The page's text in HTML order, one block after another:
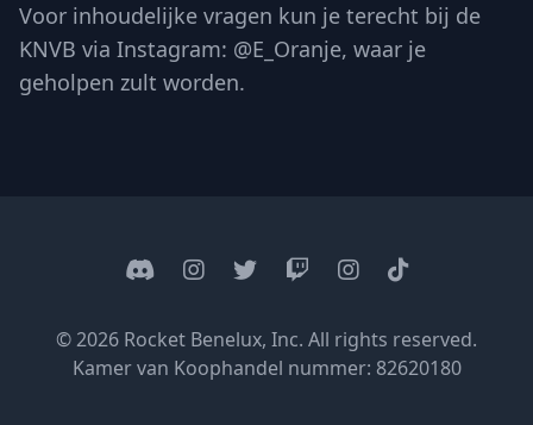
Voor inhoudelijke vragen kun je terecht bij de
KNVB via Instagram: @E_Oranje, waar je
geholpen zult worden.
DiscordInstagram
TwitterTwitchInstagram
Tik Tok
© 2026 Rocket Benelux, Inc. All rights reserved.
Kamer van Koophandel nummer: 82620180